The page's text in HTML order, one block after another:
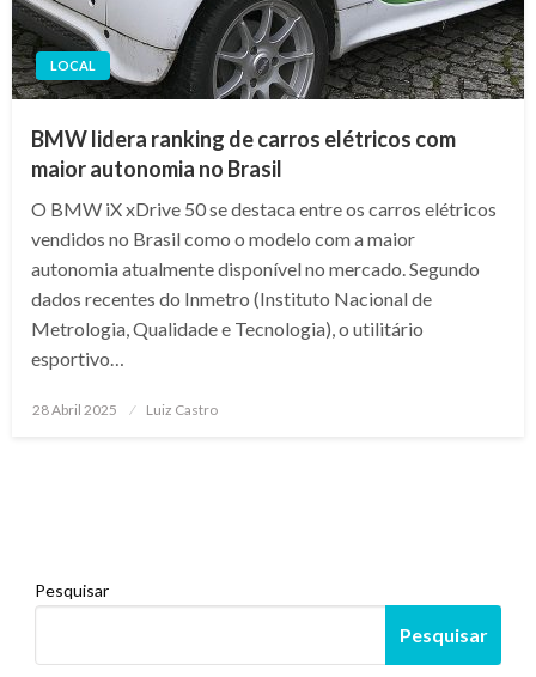
LOCAL
BMW lidera ranking de carros elétricos com
maior autonomia no Brasil
O BMW iX xDrive 50 se destaca entre os carros elétricos
vendidos no Brasil como o modelo com a maior
autonomia atualmente disponível no mercado. Segundo
dados recentes do Inmetro (Instituto Nacional de
Metrologia, Qualidade e Tecnologia), o utilitário
esportivo…
Posted
28 Abril 2025 Luiz Castro
Pesquisar
Pesquisar